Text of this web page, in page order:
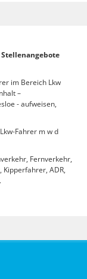
Stellenangebote
im Bereich Lkw
–
- aufweisen,
Fahrer m w d
Fernverkehr,
Kipperfahrer, ADR,